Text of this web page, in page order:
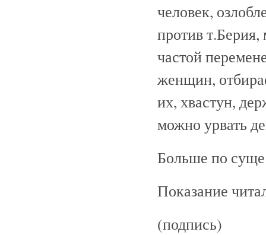
человек,
против
частой
женщин,
их, хвастун,
можно урвать
Больше по
Показание
(подпись)